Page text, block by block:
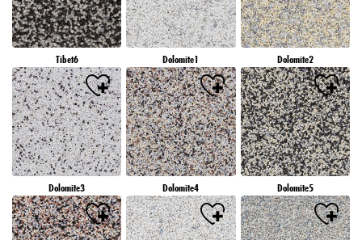
Tibet6 Dolomite1 Dolomite2
Dolomite3 Dolomite4 Dolomite5